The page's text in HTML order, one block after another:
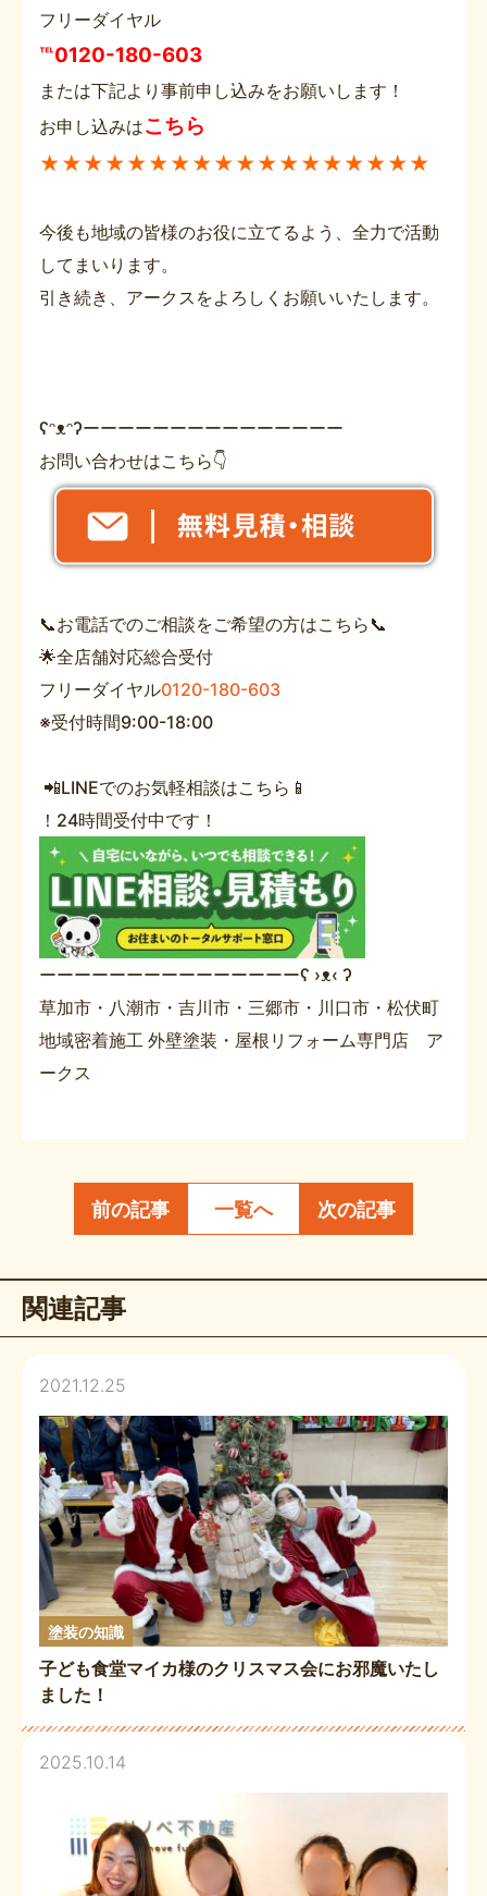
フリーダイヤル
℡0120-180-603
または下記より事前申し込みをお願いします！
お申し込みはこちら
★★★★★★★★★★★★★★★★★★
今後も地域の皆様のお役に立てるよう、全力で活動
してまいります。
引き続き、アークスをよろしくお願いいたします。
ʕᵔᴥᵔʔーーーーーーーーーーーーーーー
お問い合わせはこちら👇
📞お電話でのご相談をご希望の方はこちら📞
🌟全店舗対応総合受付
フリーダイヤル0120-180-603
※受付時間9:00-18:00
📲LINEでのお気軽相談はこちら📱
！24時間受付中です！
ーーーーーーーーーーーーーーーʕ ›ᴥ‹ ʔ
草加市・八潮市・吉川市・三郷市・川口市・松伏町
地域密着施工 外壁塗装・屋根リフォーム専門店 ア
ークス
前の記事 一覧へ 次の記事
関連記事
2021.12.25
塗装の知識
子ども食堂マイカ様のクリスマス会にお邪魔いたし
ました！
2025.10.14